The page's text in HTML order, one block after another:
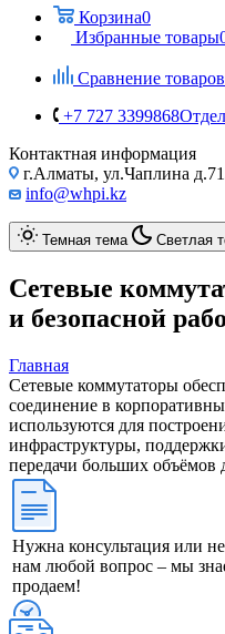
Корзина0
Избранные товары
Сравнение товаров
+7 727 3399868
Контактная информация
г.Алматы, ул.Чаплина
info@whpi.kz
Темная тема Светлая
Сетевые
и безопасной
Главная
Сетевые коммутаторы
соединение в
используются для
инфраструктуры,
передачи больших объёмов
Нужна консультация или
нам любой вопрос – мы
продаем!